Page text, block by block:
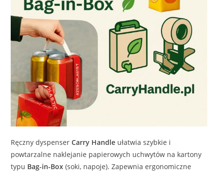
Ręczny dyspenserCarry Handle ułatwia szybkie i
powtarzalne naklejanie papierowych uchwytów na kartony
typu Bag-in-Box (soki, napoje). Zapewnia ergonomiczne